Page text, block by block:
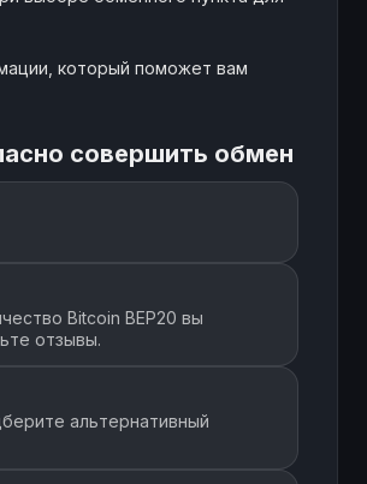
который поможет вам
совершить обмен
Bitcoin BEP20 вы
отзывы.
альтернативный